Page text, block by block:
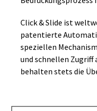
Click & Slide ist
patentierte
speziellen
und schnellen Zugriff
behalten stets die